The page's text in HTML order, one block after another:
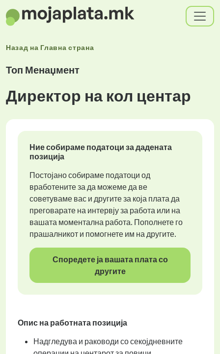
Назад на Главна страна
Топ Менаџмент
Директор на кол центар
Ние собираме податоци за дадената
позиција
Постојано собираме податоци од
вработените за да можеме да ве
советуваме вас и другите за која плата да
преговарате на интервју за работа или на
вашата моментална работа. Пополнете го
прашалникот и помогнете им на другите.
Споредете ја вашата плата со
другите
Опис на работната позиција
Надгледува и раководи со секојдневните